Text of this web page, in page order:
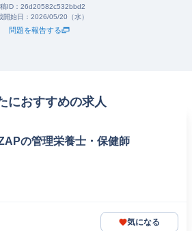
ID： 26d20582c532bbd2
開始日： 2026/05/20（水）
問題を報告する
におすすめの求人
の管理栄養士・保健師
気になる